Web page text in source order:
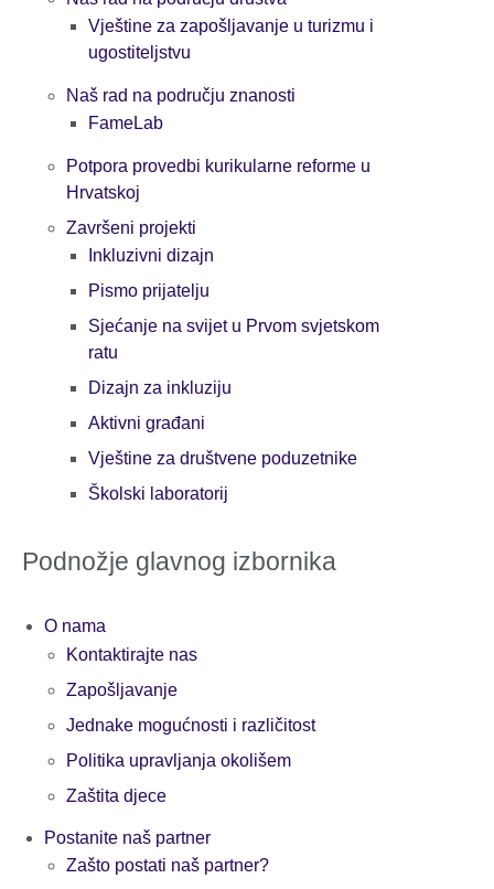
Vještine za zapošljavanje u turizmu i
ugostiteljstvu
Naš rad na području znanosti
FameLab
Potpora provedbi kurikularne reforme u
Hrvatskoj
Završeni projekti
Inkluzivni dizajn
Pismo prijatelju
Sjećanje na svijet u Prvom svjetskom
ratu
Dizajn za inkluziju
Aktivni građani
Vještine za društvene poduzetnike
Školski laboratorij
Podnožje glavnog izbornika
O nama
Kontaktirajte nas
Zapošljavanje
Jednake mogućnosti i različitost
Politika upravljanja okolišem
Zaštita djece
Postanite naš partner
Zašto postati naš partner?